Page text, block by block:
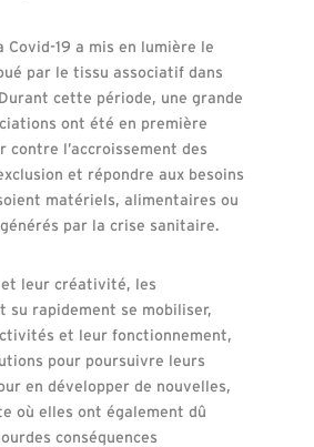
Covid-19 a mis en lumière le
par le tissu associatif dans
cette période, une grande
ont été en première
contre l’accroissement des
et répondre aux besoins
matériels, alimentaires ou
par la crise sanitaire.
leur créativité, les
su rapidement se mobiliser,
et leur fonctionnement,
pour poursuivre leurs
en développer de nouvelles,
où elles ont également dû
conséquences